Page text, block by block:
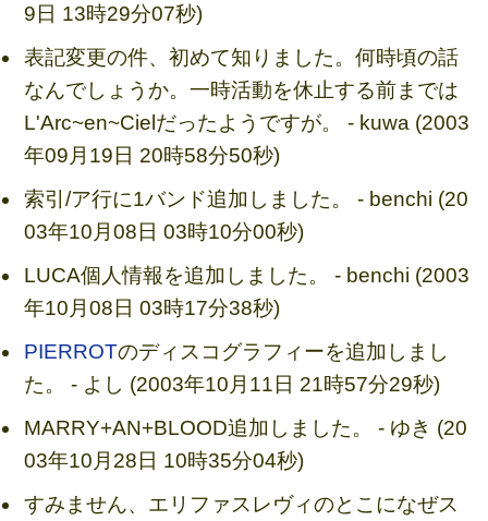
9日 13時29分07秒)
表記変更の件、初めて知りました。何時頃の話
なんでしょうか。一時活動を休止する前までは
L'Arc~en~Cielだったようですが。 - kuwa (2003
年09月19日 20時58分50秒)
索引/ア行に1バンド追加しました。 - benchi (20
03年10月08日 03時10分00秒)
LUCA個人情報を追加しました。 - benchi (2003
年10月08日 03時17分38秒)
PIERROTのディスコグラフィーを追加しまし
た。 - よし (2003年10月11日 21時57分29秒)
MARRY+AN+BLOOD追加しました。 - ゆき (20
03年10月28日 10時35分04秒)
すみません、エリファスレヴィのとこになぜス